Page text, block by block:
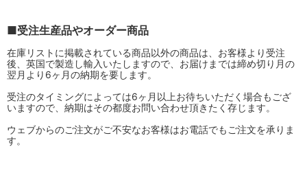
■受注生産品やオーダー商品
在庫リストに掲載されている商品以外の商品は、お客様より受注
後、英国で製造し輸入いたしますので、お届けまでは締め切り月の
翌月より6ヶ月の納期を要します。
受注のタイミングによっては6ヶ月以上お待ちいただく場合もござ
いますので、納期はその都度お問い合わせ頂きたく存じます。
ウェブからのご注文がご不安なお客様はお電話でもご注文を承りま
す。